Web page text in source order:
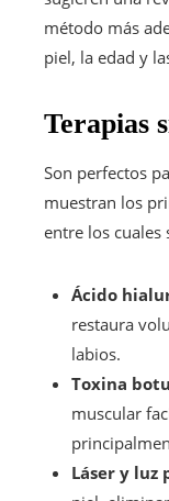
método más
piel, la edad y
Terapias
Son perfectos
muestran los
entre los cuales
Ácido
restaura
labios.
Toxina
muscular
Láser y luz